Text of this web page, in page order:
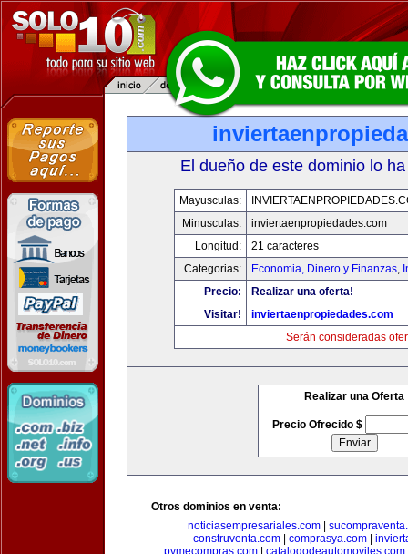
El dueño de este dominio lo
Mayusculas:
Minusculas:
inviertaenpropiedades.com
Longitud:
21 caracteres
Categorias:
Economia, Dinero y Finanzas,
Precio:
Realizar una oferta!
Visitar!
inviertaenpropiedades.com
Serán consideradas
Realizar una Oferta
Precio Ofrecido $
Otros dominios en venta:
noticiasempresariales.com|
construventa.com| comprasya.com|
pymecompras.com| catalogodeautomoviles.com